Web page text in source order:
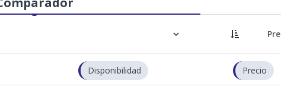
Disponibilidad Precio